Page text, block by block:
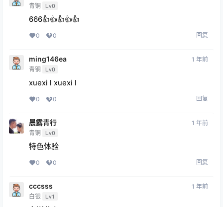
青铜 Lv0
666👍👍👍👍👍
0 0 回复
ming146ea
青铜 Lv0
1 年前
xuexi l xuexi l
0 0 回复
晨露青行
青铜 Lv0
1 年前
特色体验
0 0 回复
cccsss
白银 Lv1
1 年前